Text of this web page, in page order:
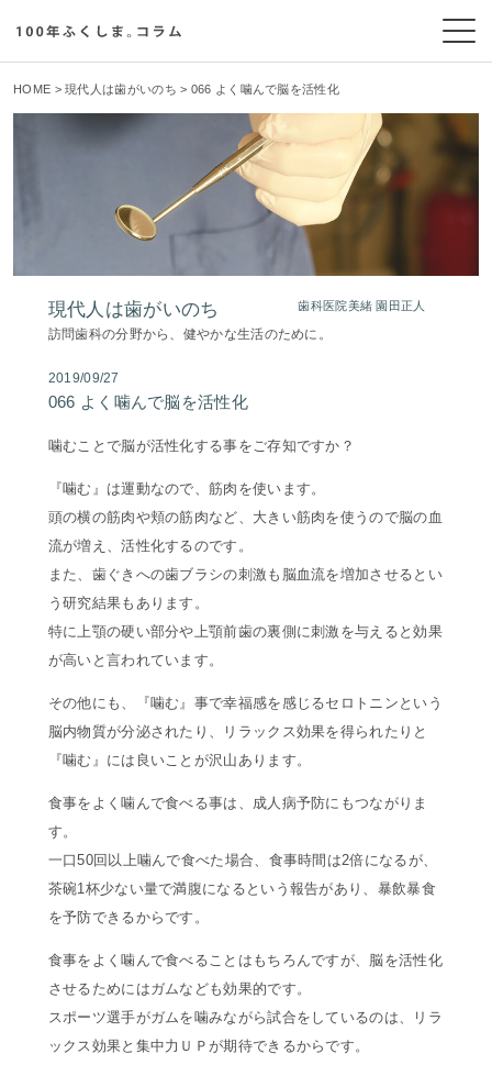
HOME >現代人は歯がいのち > 066 よく噛んで脳を活性化
現代人は歯がいのち 歯科医院美緒 園田正人
訪問歯科の分野から、健やかな生活のために。
2019/09/27
066 よく噛んで脳を活性化
噛むことで脳が活性化する事をご存知ですか？
『噛む』は運動なので、筋肉を使います。
頭の横の筋肉や頬の筋肉など、大きい筋肉を使うので脳の血
流が増え、活性化するのです。
また、歯ぐきへの歯ブラシの刺激も脳血流を増加させるとい
う研究結果もあります。
特に上顎の硬い部分や上顎前歯の裏側に刺激を与えると効果
が高いと言われています。
その他にも、『噛む』事で幸福感を感じるセロトニンという
脳内物質が分泌されたり、リラックス効果を得られたりと
『噛む』には良いことが沢山あります。
食事をよく噛んで食べる事は、成人病予防にもつながりま
す。
一口50回以上噛んで食べた場合、食事時間は2倍になるが、
茶碗1杯少ない量で満腹になるという報告があり、暴飲暴食
を予防できるからです。
食事をよく噛んで食べることはもちろんですが、脳を活性化
させるためにはガムなども効果的です。
スポーツ選手がガムを噛みながら試合をしているのは、リラ
ックス効果と集中力ＵＰが期待できるからです。